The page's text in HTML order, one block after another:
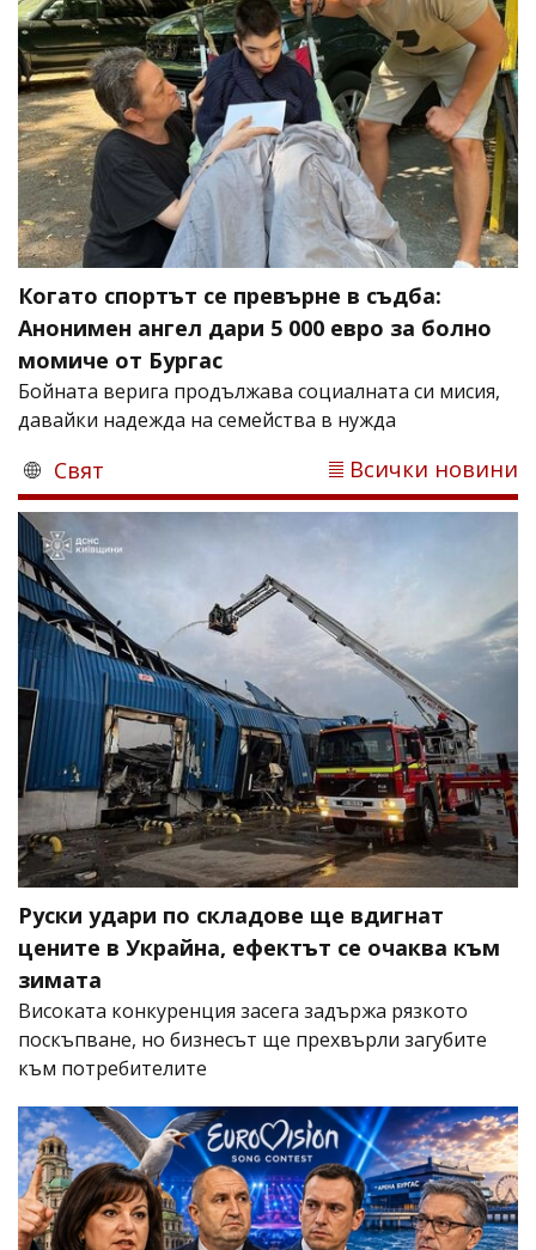
Когато спортът се превърне в съдба:
Анонимен ангел дари 5 000 евро за болно
момиче от Бургас
Бойната верига продължава социалната си мисия,
давайки надежда на семейства в нужда
Свят Всички новини
Руски удари по складове ще вдигнат
цените в Украйна, ефектът се очаква към
зимата
Високата конкуренция засега задържа рязкото
поскъпване, но бизнесът ще прехвърли загубите
към потребителите